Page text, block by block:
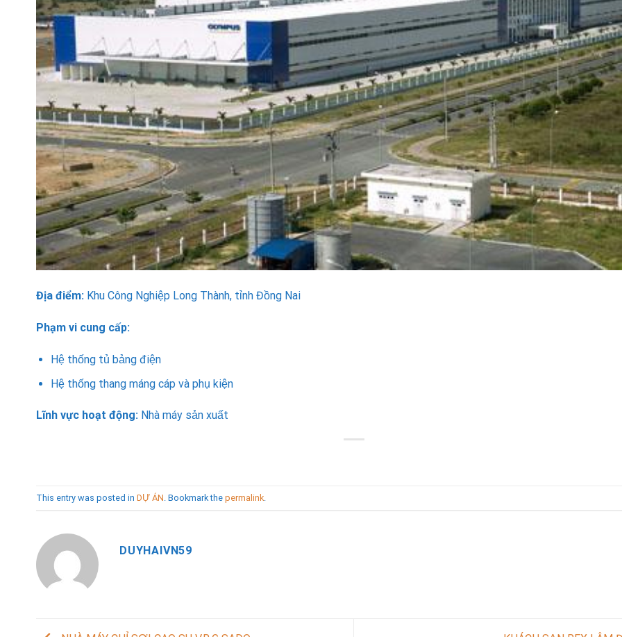
Địa điểm: Khu Công Nghiệp Long Thành, tỉnh Đồng Nai
Phạm vi cung cấp:
Hệ thống tủ bảng điện
Hệ thống thang máng cáp và phụ kiện
Lĩnh vực hoạt động: Nhà máy sản xuất
This entry was posted in DỰ ÁN . Bookmark the permalink
DUYHAIVN59